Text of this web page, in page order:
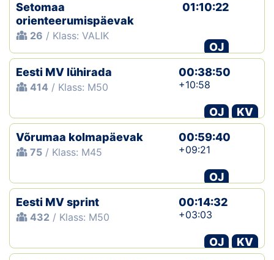
Setomaa
orienteerumispäevak
26 / Klass: VALIK
01:10:22
OJ
Eesti MV lühirada
414 / Klass: M50
00:38:50
+10:58
OJ
KV
Võrumaa kolmapäevak
75 / Klass: M45
00:59:40
+09:21
OJ
Eesti MV sprint
432 / Klass: M50
00:14:32
+03:03
OJ
KV